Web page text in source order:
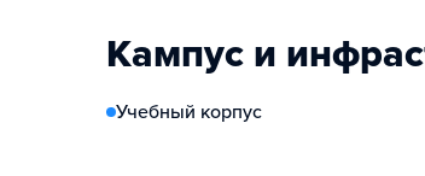
Кампус и
Учебный корпус